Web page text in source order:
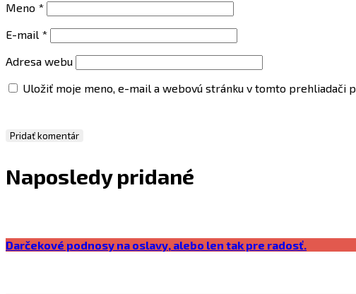
Meno *
E-mail *
Adresa webu
Uložiť moje meno, e-mail a webovú stránku v tomto prehliadači
Naposledy pridané
Darčekové podnosy na oslavy, alebo len tak pre radosť.